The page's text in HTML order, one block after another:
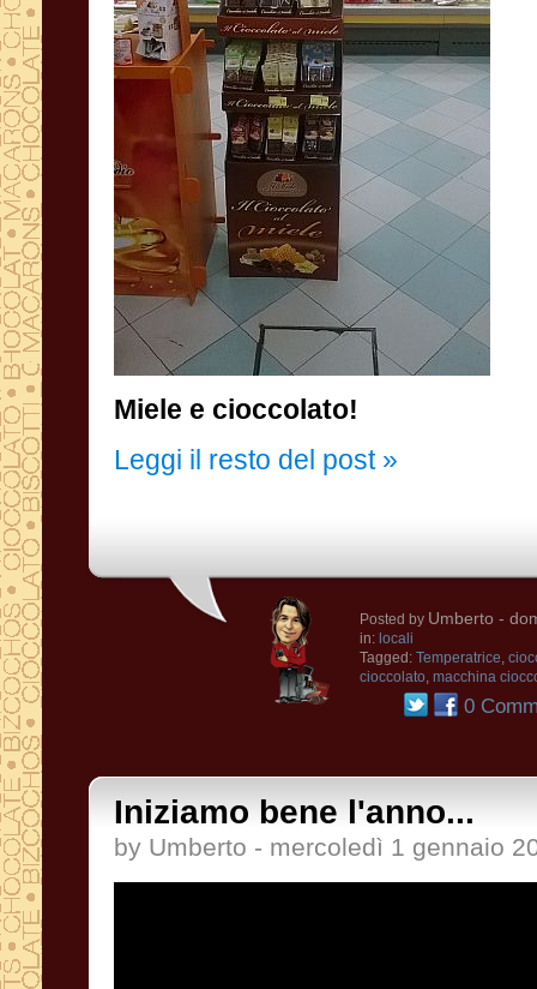
Miele e cioccolato!
Leggi il resto del post »
Posted by Umberto -
in: locali
Tagged: Temperatrice,
cioccolato, macchina
0
Iniziamo bene l'anno...
by Umberto - mercoledì 1 gennaio